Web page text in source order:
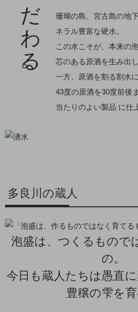
珊瑚の島、宮古島の地
ネラル豊富な硬水。
この水こそが、本来の
芯のある原酒を生み出し
一方、原酒を割る割水
43度の原酒を30度前後
当たりのよい製品 に仕
多良川の蔵人
泡盛は、つくるもので
の。
今日も蔵人たちは愚直に
豊穣の雫を育